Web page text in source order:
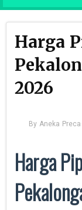
Harga
2026
By Aneka
Harga